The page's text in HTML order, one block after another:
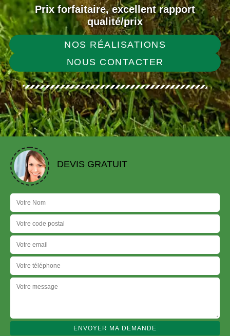
Prix forfaitaire, excellent rapport
qualité/prix
NOS RÉALISATIONS
NOUS CONTACTER
DEVIS GRATUIT